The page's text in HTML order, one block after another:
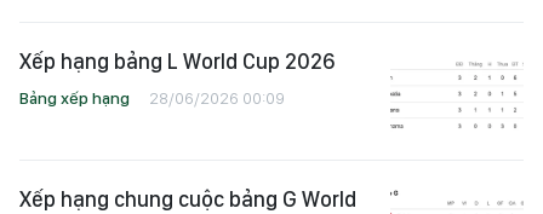
Xếp hạng bảng L World Cup 2026
Bảng xếp hạng 28/06/2026 00:09
Xếp hạng chung cuộc bảng G World